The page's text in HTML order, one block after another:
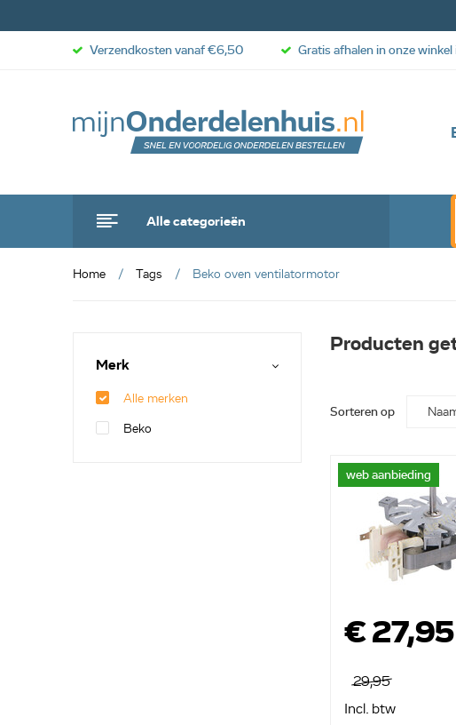
Alle categorieën
Verzendkosten vanaf €6,50 Gratis afhalen in onze winkel
Home Tags Beko oven ventilatormotor
Merk
Alle merken
Beko
Producten
Sorteren op
web aanbieding
€ 27,95
29,95
Incl. btw